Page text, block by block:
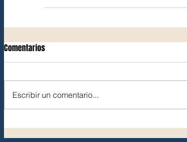
Comentarios
Escribir un comentario...